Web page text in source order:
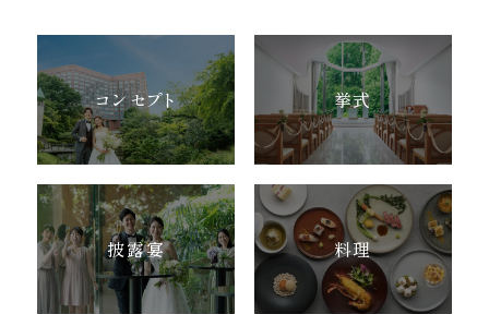
コンセプト 挙式
披露宴 料理